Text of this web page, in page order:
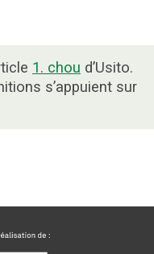
1. chou d’Usito.
s’appuient sur